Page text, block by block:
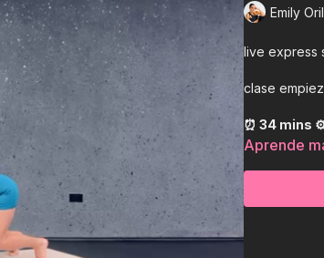
Emily
live express
clase
Aprende